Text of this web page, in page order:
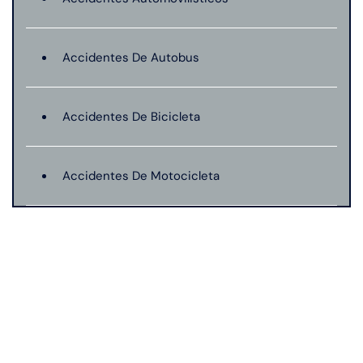
Accidentes De Autobus
Accidentes De Bicicleta
Accidentes De Motocicleta